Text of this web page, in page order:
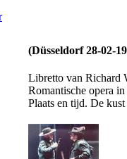
(Düsseldorf 28-02-
Libretto van Richard
Romantische opera in
Plaats en tijd. De